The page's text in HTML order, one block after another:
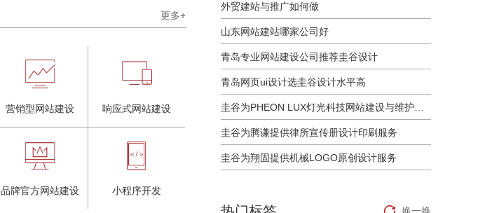
更多+
营销型网站建设 响应式网站建设
品牌官方网站建设 小程序开发
外贸建站与推广如何做
山东网站建站哪家公司好
青岛专业网站建设公司推荐圭谷设计
青岛网页ui设计选圭谷设计水平高
圭谷为腾谦提供律所宣传册设计印刷服务
圭谷为翔固提供机械LOGO原创设计服务